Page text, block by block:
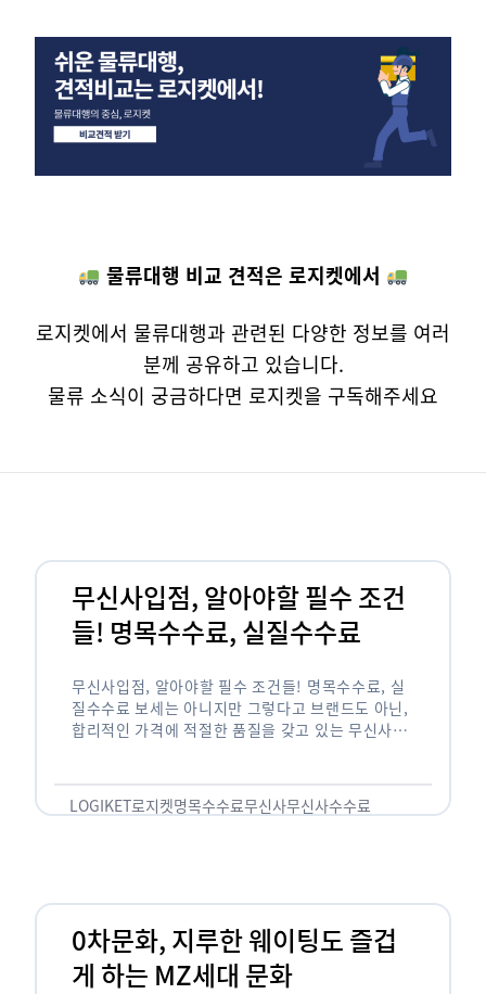
물류대행 비교 견적은 로지켓에서
로지켓에서 물류대행과 관련된 다양한 정보를 여러
분께 공유하고 있습니다.
물류 소식이 궁금하다면 로지켓을 구독해주세요
무신사입점, 알아야할 필수 조건
들! 명목수수료, 실질수수료
무신사입점, 알아야할 필수 조건들! 명목수수료, 실
질수수료 보세는 아니지만 그렇다고 브랜드도 아닌,
합리적인 가격에 적절한 품질을 갖고 있는 무신사!
LOGIKET로지켓명목수수료무신사무신사수수료
0차문화, 지루한 웨이팅도 즐겁
게 하는 MZ세대 문화